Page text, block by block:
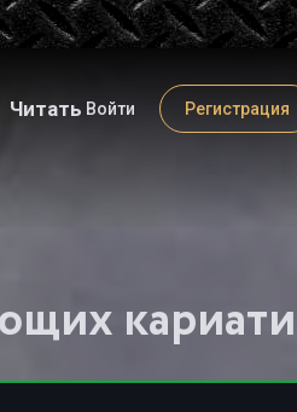
Читать Войти Регистрация